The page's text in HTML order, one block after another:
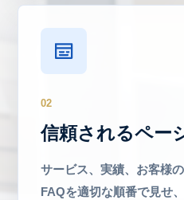
02
信頼されるペー
サービス、実績、お客様
FAQを適切な順番で見せ